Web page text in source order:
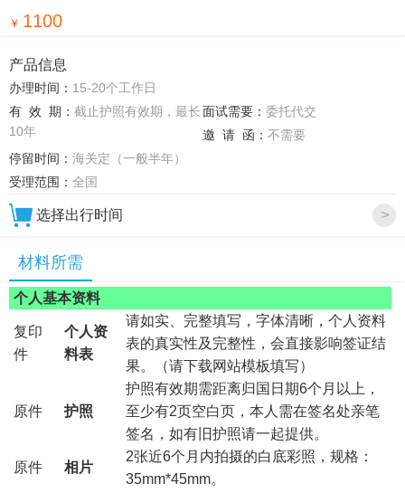
￥ 1100
产品信息
办理时间： 15-20个工作日
有 效 期： 截止护照有效期，最长
10年
面试需要： 委托代交
邀 请 函： 不需要
停留时间： 海关定（一般半年）
受理范围： 全国
选择出行时间 >
材料所需
个人基本资料
复印
件
个人资
料表
请如实、完整填写，字体清晰，个人资料
表的真实性及完整性，会直接影响签证结
果。（请下载网站模板填写）
原件 护照
护照有效期需距离归国日期6个月以上，
至少有2页空白页，本人需在签名处亲笔
签名，如有旧护照请一起提供。
原件 相片
2张近6个月内拍摄的白底彩照，规格：
35mm*45mm。